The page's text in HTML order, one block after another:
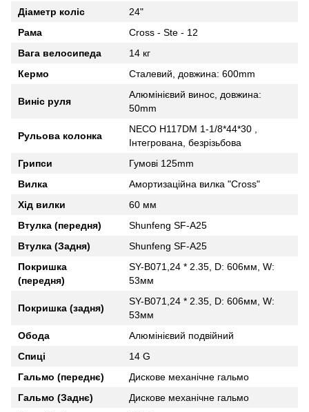
Діаметр коліс
24"
Рама
Cross - Ste - 12
Вага велосипеда
14 кг
Кермо
Сталевий, довжина: 600mm
Виніс руля
Алюмінієвий винос, довжина:
50mm
Рульова колонка
NECO H117DM 1-1/8*44*30 ,
Інтегрована, безрізьбова
Грипси
Гумові 125mm
Вилка
Амортизаційна вилка "Cross"
Хід вилки
60 мм
Втулка (передня)
Shunfeng SF-A25
Втулка (Задня)
Shunfeng SF-A25
Покришка
(передня)
SY-B071,24 * 2.35, D: 606мм, W:
53мм
Покришка (задня)
SY-B071,24 * 2.35, D: 606мм, W:
53мм
Обода
Алюмінієвий подвійний
Спиці
14 G
Гальмо (переднє)
Дискове механічне гальмо
Гальмо (Заднє)
Дискове механічне гальмо